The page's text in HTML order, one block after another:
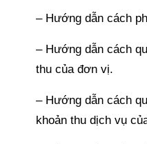
– Hướng dẫn cách
– Hướng dẫn cách
thu của đơn vị.
– Hướng dẫn cách
khoản thu dịch vụ